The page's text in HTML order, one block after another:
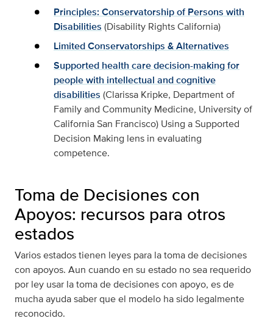
Principles: Conservatorship of Persons with
Disabilities (Disability Rights California)
Limited Conservatorships & Alternatives
Supported health care decision-making for
people with intellectual and cognitive
disabilities (Clarissa Kripke, Department of
Family and Community Medicine, University of
California San Francisco) Using a Supported
Decision Making lens in evaluating
competence.
Toma de Decisiones con
Apoyos: recursos para otros
estados
Varios estados tienen leyes para la toma de decisiones
con apoyos. Aun cuando en su estado no sea requerido
por ley usar la toma de decisiones con apoyo, es de
mucha ayuda saber que el modelo ha sido legalmente
reconocido.